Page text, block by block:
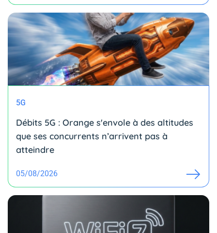
5G
Débits 5G : Orange s'envole à des altitudes
que ses concurrents n’arrivent pas à
atteindre
05/08/2026